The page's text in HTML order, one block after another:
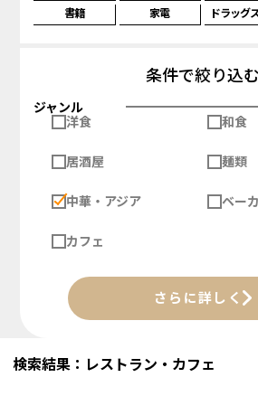
書籍
家電 ドラッグ
条件で絞り込む
ジャンル
洋食
和食
居酒屋 麺類
中華・アジア ベー
カフェ
さらに詳しく
検索結果：レストラン・カフェ